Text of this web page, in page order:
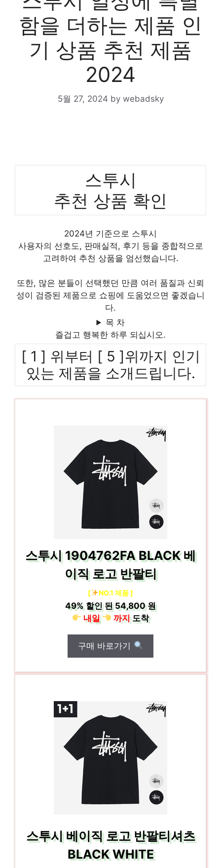
함을 더하는 제품 인
기 상품 추천 제품
2024
5월 27, 2024 by webadsky
스투시
추천 상품 확인
2024년 기준으로 스투시
사용자의 선호도, 판매실적, 후기 등을 종합적으로
고려하여 추천 상품을 엄선했습니다.
또한, 많은 분들이 선택했던 만큼 여러 품질과 신뢰
성이 검증된 제품으로 쇼핑에 도움었으면 좋겠습니
다.
목 차
즐겁고 행복한 하루 되십시오.
[ 1 ] 위부터 [ 5 ]위까지 인기
있는 제품을 소개드립니다.
스투시 1904762FA BLACK 베
이직 로고 반팔티
[ NO.1 제품 ]
49% 할인 된54,800 원
내일
까지도착
구매 바로가기
스투시 베이직 로고 반팔티셔츠
BLACK WHITE